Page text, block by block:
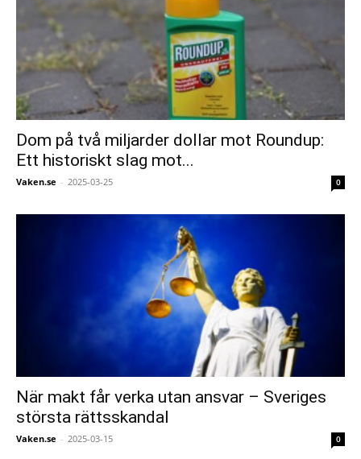
Dom på två miljarder dollar mot Roundup:
Ett historiskt slag mot...
Vaken.se - 2025-03-25 0
När makt får verka utan ansvar – Sveriges
största rättsskandal
Vaken.se - 2025-03-15 0